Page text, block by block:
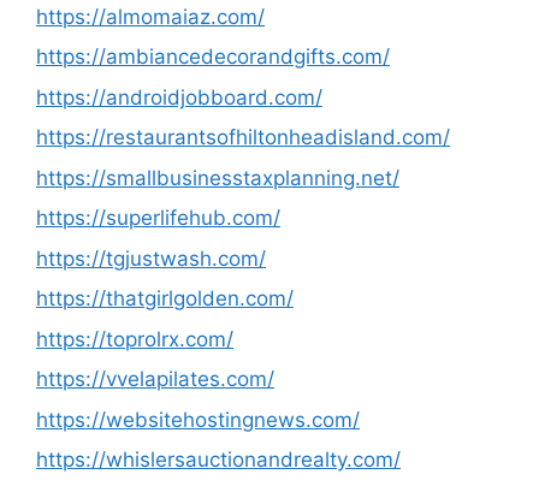
https://almomaiaz.com/
https://ambiancedecorandgifts.com/
https://androidjobboard.com/
https://restaurantsofhiltonheadisland.com/
https://smallbusinesstaxplanning.net/
https://superlifehub.com/
https://tgjustwash.com/
https://thatgirlgolden.com/
https://toprolrx.com/
https://vvelapilates.com/
https://websitehostingnews.com/
https://whislersauctionandrealty.com/